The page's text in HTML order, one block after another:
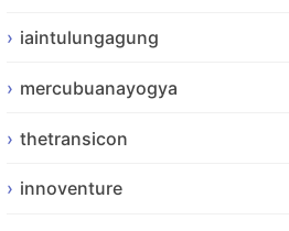
iaintulungagung
mercubuanayogya
thetransicon
innoventure